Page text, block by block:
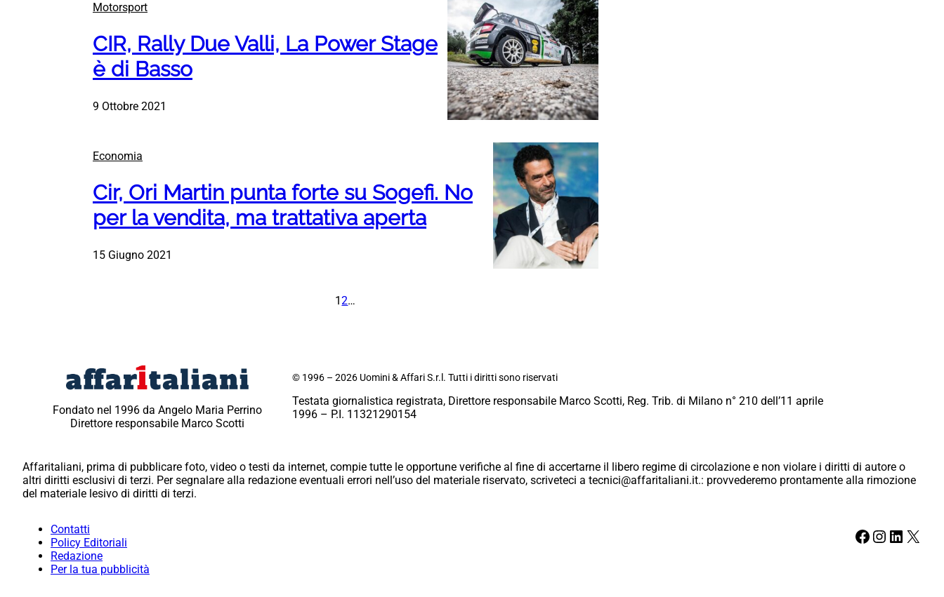
Motorsport
CIR, Rally Due Valli, La Power Stage
è di Basso
9 Ottobre 2021
Economia
Cir, Ori Martin punta forte su Sogefi. No
per la vendita, ma trattativa aperta
15 Giugno 2021
12…
Fondato nel 1996 da Angelo Maria Perrino
Direttore responsabile Marco Scotti
© 1996 – 2026 Uomini & Affari S.r.l. Tutti i diritti sono riservati
Testata giornalistica registrata, Direttore responsabile Marco Scotti, Reg. Trib. di Milano n° 210 dell’11 aprile
1996 – P.I. 11321290154
Affaritaliani, prima di pubblicare foto, video o testi da internet, compie tutte le opportune verifiche al fine di accertarne il libero regime di circolazione e non violare i diritti di autore o
altri diritti esclusivi di terzi. Per segnalare alla redazione eventuali errori nell’uso del materiale riservato, scriveteci a tecnici@affaritaliani.it.: provvederemo prontamente alla rimozione
del materiale lesivo di diritti di terzi.
Contatti
Policy Editoriali
Redazione
Per la tua pubblicità
Facebook Instagram LinkedIn X